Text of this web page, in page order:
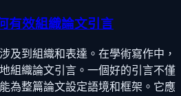
有效組織論文引言
及到組織和表達。在學術寫作中，
組織論文引言。一個好的引言不僅
為整篇論文設定語境和框架。它應